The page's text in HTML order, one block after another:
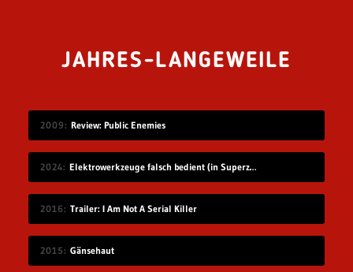
JAHRES-LANGEWEILE
2009 Review: Public Enemies
2024 Elektrowerkzeuge falsch bedient (in Superzeitlupe)
2016 Trailer: I Am Not A Serial Killer
2015 Gänsehaut